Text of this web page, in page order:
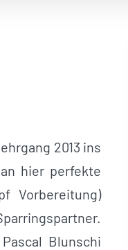
2013 ins
hier perfekte
Vorbereitung)
Blunschi